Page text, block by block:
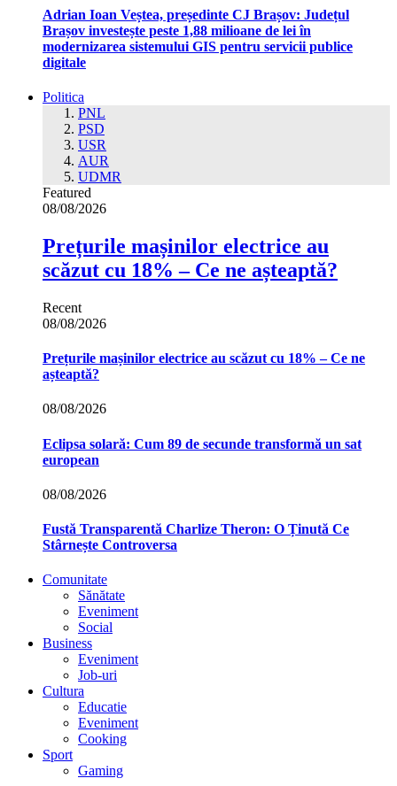
Adrian Ioan Veștea, președinte CJ Brașov: Județul
Brașov investește peste 1,88 milioane de lei în
modernizarea sistemului GIS pentru servicii publice
digitale
Politica
PNL
PSD
USR
AUR
UDMR
Featured
08/08/2026
Prețurile mașinilor electrice au
scăzut cu 18% – Ce ne așteaptă?
Recent
08/08/2026
Prețurile mașinilor electrice au scăzut cu 18% – Ce ne
așteaptă?
08/08/2026
Eclipsa solară: Cum 89 de secunde transformă un sat
european
08/08/2026
Fustă Transparentă Charlize Theron: O Ținută Ce
Stârnește Controversa
Comunitate
Sănătate
Eveniment
Social
Business
Eveniment
Job-uri
Cultura
Educatie
Eveniment
Cooking
Sport
Gaming